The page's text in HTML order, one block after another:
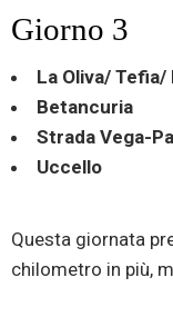
Giorno 3
La Oliva/
Betancuria
Strada Vega-
Uccello
Questa giornata
chilometro in più,